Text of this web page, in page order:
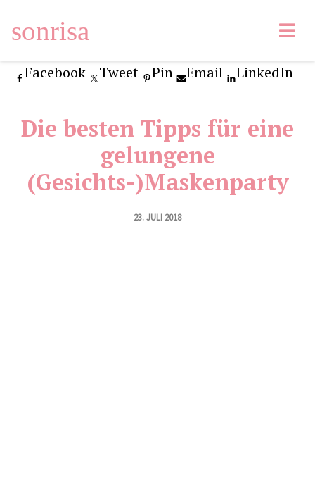
sonrisa
Facebook Tweet Pin Email LinkedIn
Die besten Tipps für eine
gelungene
(Gesichts-)Maskenparty
23. JULI 2018